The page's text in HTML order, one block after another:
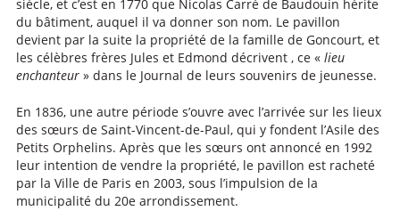
siècle, et c’est en 1770 que Nicolas Carré de Baudouin hérite
du bâtiment, auquel il va donner son nom. Le pavillon
devient par la suite la propriété de la famille de Goncourt, et
les célèbres frères Jules et Edmond décrivent , ce « lieu
enchanteur » dans le Journal de leurs souvenirs de jeunesse.
En 1836, une autre période s’ouvre avec l’arrivée sur les lieux
des sœurs de Saint-Vincent-de-Paul, qui y fondent l’Asile des
Petits Orphelins. Après que les sœurs ont annoncé en 1992
leur intention de vendre la propriété, le pavillon est racheté
par la Ville de Paris en 2003, sous l’impulsion de la
municipalité du 20e arrondissement.